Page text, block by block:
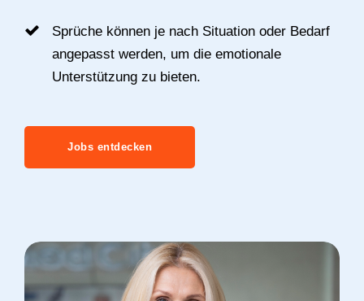
Sprüche können je nach Situation oder Bedarf
angepasst werden, um die emotionale
Unterstützung zu bieten.
Jobs entdecken